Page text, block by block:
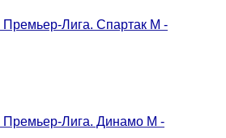
Премьер-Лига. Спартак М -
Премьер-Лига. Динамо М -